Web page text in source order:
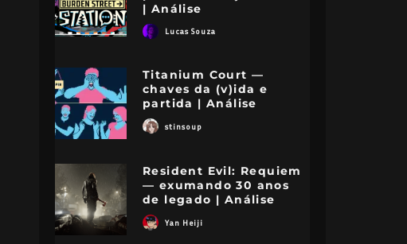
| Análise
Lucas Souza
Titanium Court —
chaves da (v)ida e
partida | Análise
stinsoup
Resident Evil: Requiem
— exumando 30 anos
de legado | Análise
Yan Heiji